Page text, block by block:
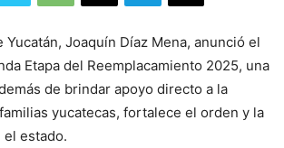
Yucatán, Joaquín Díaz Mena, anunció el
Etapa del Reemplacamiento 2025, una
de brindar apoyo directo a la
yucatecas, fortalece el orden y la
el estado.